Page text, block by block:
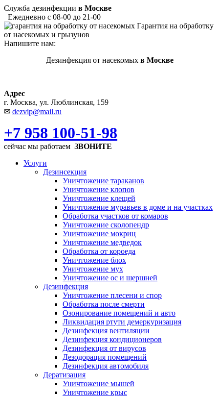
Служба дезинфекции в Москве
Ежедневно с 08-00 до 21-00
Гарантия на обработку
от насекомых и грызунов
Напишите нам:
Дезинфекция от насекомых в Москве
Адрес
г. Москва, ул. Люблинская, 159
✉ dezvip@mail.ru
+7 958 100-51-98
сейчас мы работаем ЗВОНИТЕ
Услуги
Дезинсекция
Уничтожение тараканов
Уничтожение клопов
Уничтожение клещей
Уничтожение муравьев в доме и на участках
Обработка участков от комаров
Уничтожение сколопендр
Уничтожение мокриц
Уничтожение медведок
Обработка от короеда
Уничтожение блох
Уничтожение мух
Уничтожение ос и шершней
Дезинфекция
Уничтожение плесени и спор
Обработка после смерти
Озонирование помещений и авто
Ликвидация ртути демеркуризация
Дезинфекция вентиляции
Дезинфекция кондиционеров
Дезинфекция от вирусов
Дезодорация помещений
Дезинфекция автомобиля
Дератизация
Уничтожение мышей
Уничтожение крыс